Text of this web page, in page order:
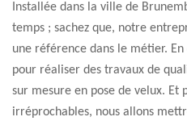
Installée dans la ville de
temps ; sachez que, notre
une référence dans le métier.
pour réaliser des travaux de
sur mesure en pose de velux. Et
irréprochables, nous allons